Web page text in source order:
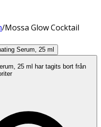
/Mossa Glow Cocktail
25 ml har tagits bort från